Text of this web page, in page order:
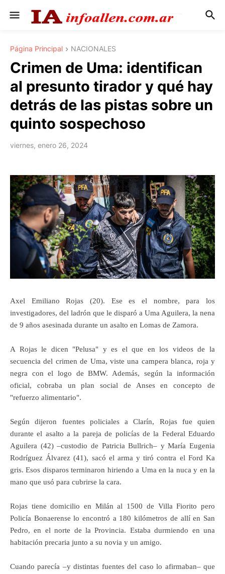
Página Principal NACIONALES
Crimen de Uma: identifican
al presunto tirador y qué hay
detrás de las pistas sobre un
quinto sospechoso
viernes, enero 26, 2024
Axel Emiliano Rojas (20). Ese es el nombre, para los
investigadores, del ladrón que le disparó a Uma Aguilera, la nena
de 9 años asesinada durante un asalto en Lomas de Zamora.
A Rojas le dicen "Pelusa" y es el que en los videos de la
secuencia del crimen de Uma, viste una campera blanca, roja y
negra con el logo de BMW. Además, según la información
oficial, cobraba un plan social de Anses en concepto de
"refuerzo alimentario".
Según dijeron fuentes policiales a Clarín, Rojas fue quien
durante el asalto a la pareja de policías de la Federal Eduardo
Aguilera (42) –custodio de Patricia Bullrich– y María Eugenia
Rodríguez Álvarez (41), sacó el arma y tiró contra el Ford Ka
gris. Esos disparos terminaron hiriendo a Uma en la nuca y en la
mano que usó para cubrirse la cara.
Rojas tiene domicilio en Milán al 1500 de Villa Fiorito pero
Policía Bonaerense lo encontró a 180 kilómetros de allí en San
Pedro, en el norte de la Provincia. Estaba durmiendo en una
habitación precaria junto a su novia y un amigo.
Cuando parecía –y distintas fuentes del caso lo afirmaban– que